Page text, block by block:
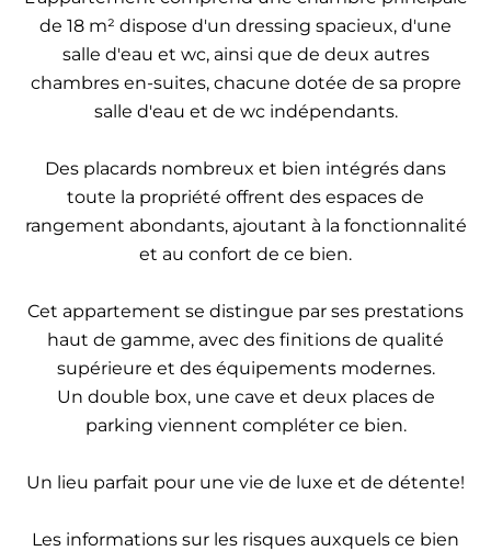
de 18 m² dispose d'un dressing spacieux, d'une
salle d'eau et wc, ainsi que de deux autres
chambres en-suites, chacune dotée de sa propre
salle d'eau et de wc indépendants.
Des placards nombreux et bien intégrés dans
toute la propriété offrent des espaces de
rangement abondants, ajoutant à la fonctionnalité
et au confort de ce bien.
Cet appartement se distingue par ses prestations
haut de gamme, avec des finitions de qualité
supérieure et des équipements modernes.
Un double box, une cave et deux places de
parking viennent compléter ce bien.
Un lieu parfait pour une vie de luxe et de détente!
Les informations sur les risques auxquels ce bien